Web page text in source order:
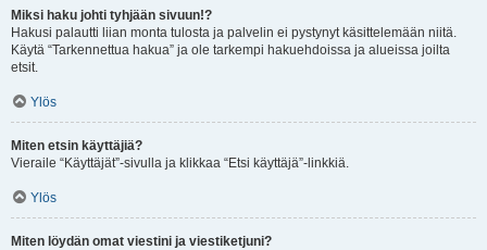
Miksi haku johti tyhjään sivuun!?
Hakusi palautti liian monta tulosta ja palvelin ei pystynyt käsittelemään niitä.
Käytä “Tarkennettua hakua” ja ole tarkempi hakuehdoissa ja alueissa joilta
etsit.
Ylös
Miten etsin käyttäjiä?
Vieraile “Käyttäjät”-sivulla ja klikkaa “Etsi käyttäjä”-linkkiä.
Ylös
Miten löydän omat viestini ja viestiketjuni?